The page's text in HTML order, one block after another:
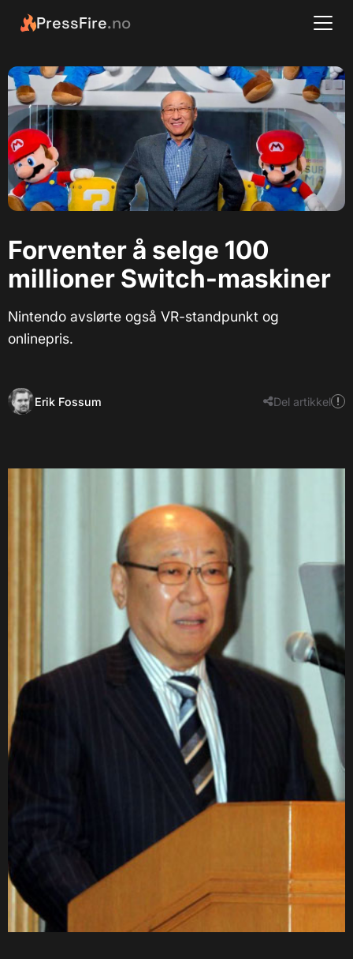
PressFire.no
Forventer å selge 100
millioner Switch-maskiner
Nintendo avslørte også VR-standpunkt og
onlinepris.
Erik Fossum Del artikkel